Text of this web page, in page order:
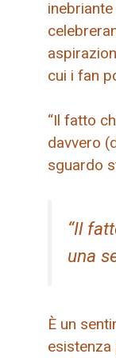
cui i fan
“Il fatto
davvero
sguardo
“Il
una
È un
esistenza